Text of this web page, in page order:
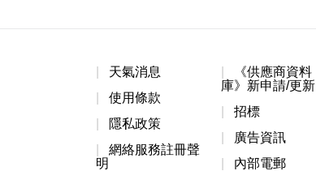
天氣消息
使用條款
隱私政策
網絡服務註冊聲
明
《供應商資料
庫》新申請/更新
招標
廣告資訊
內部電郵